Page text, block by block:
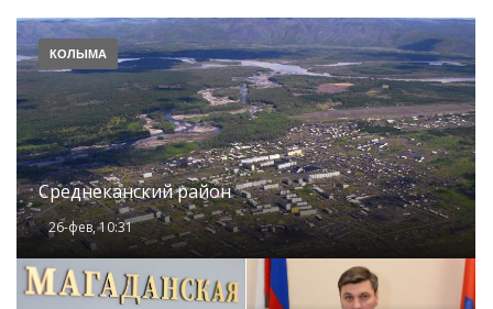
КОЛЫМА
Среднеканский район
26-фев, 10:31